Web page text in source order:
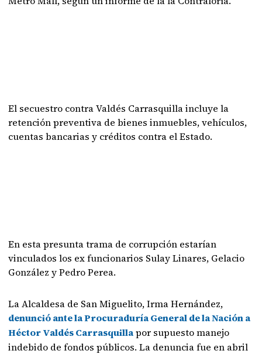
El secuestro contra Valdés Carrasquilla incluye la
retención preventiva de bienes inmuebles, vehículos,
cuentas bancarias y créditos contra el Estado.
En esta presunta trama de corrupción estarían
vinculados los ex funcionarios Sulay Linares, Gelacio
González y Pedro Perea.
La Alcaldesa de San Miguelito, Irma Hernández,
denunció ante la Procuraduría General de la Nación a
Héctor Valdés Carrasquillapor supuesto manejo
indebido de fondos públicos. La denuncia fue en abril